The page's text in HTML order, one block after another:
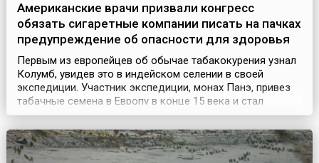
Американские врачи призвали конгресс
обязать сигаретные компании писать на пачках
предупреждение об опасности для здоровья
Первым из европейцев об обычае табакокурения узнал
Колумб, увидев это в индейском селении в своей
экспедиции. Участник экспедиции, монах Панэ, привез
табачные семена в Европу в конце 15 века и стал
выращивать это растение сначала как декоративное, а
потом и для курения. Довольно быстро курение стало
модным явлением, и в конце 16 – начале 17 веков оно
распространилось из Европы на другие материки. ...